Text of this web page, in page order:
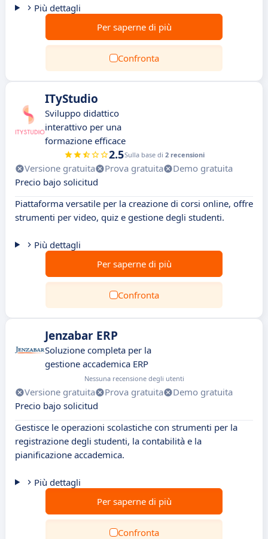
Più dettagli
Per saperne di più
Confronta
ITyStudio
Sviluppo didattico
interattivo per una
formazione efficace
2.5Sulla base di 2 recensioni
Versione gratuita Prova gratuita
Demo gratuita
Precio bajo solicitud
Piattaforma versatile per la creazione di corsi online, offre
strumenti per video, quiz e gestione degli studenti.
Più dettagli
Per saperne di più
Confronta
Jenzabar ERP
Soluzione completa per la
gestione accademica ERP
Nessuna recensione degli utenti
Versione gratuita Prova gratuita
Demo gratuita
Precio bajo solicitud
Gestisce le operazioni scolastiche con strumenti per la
registrazione degli studenti, la contabilità e la
pianificazione accademica.
Più dettagli
Per saperne di più
Confronta